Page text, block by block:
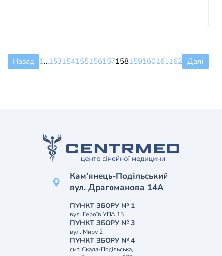
Назад 1…153154155156157158159160161162 Далі
Кам’янець-Подільський
вул. Драгоманова 14А
ПУНКТ ЗБОРУ № 1
вул. Героїв УПА 15
ПУНКТ ЗБОРУ № 3
вул. Миру 2
ПУНКТ ЗБОРУ № 4
смт. Скала-Подільська,